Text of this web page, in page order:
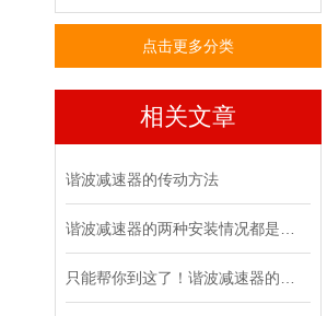
点击更多分类
相关文章
谐波减速器的传动方法